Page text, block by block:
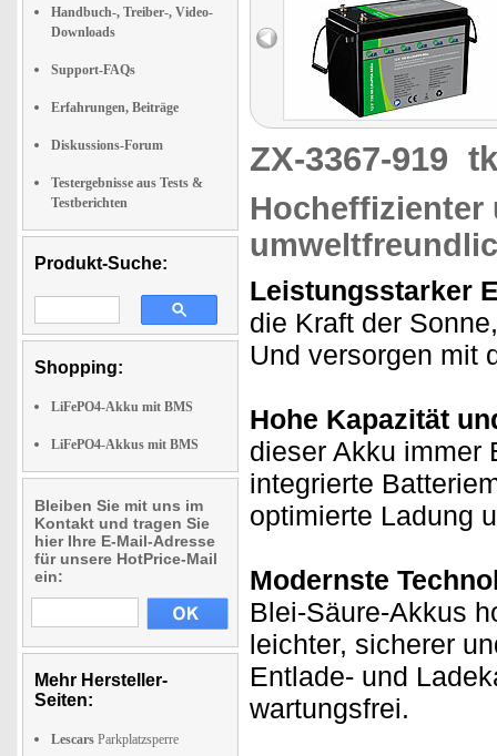
Handbuch-, Treiber-, Video-
Downloads
Support-FAQs
Erfahrungen, Beiträge
Diskussions-Forum
Testergebnisse aus Tests &
Testberichten
Produkt-Suche:
Shopping:
LiFePO4-Akku mit BMS
LiFePO4-Akkus mit BMS
Bleiben Sie mit uns im
Kontakt und tragen Sie
hier Ihre E-Mail-Adresse
für unsere HotPrice-Mail
ein:
Mehr Hersteller-
Seiten:
Lescars Parkplatzsperre
ZX-3367-919
Hocheffizienter
Leistungsstarker
die Kraft der
Und versorgen mit
Hohe Kapazität
dieser Akku immer
integrierte
optimierte Ladung
Modernste
Blei-Säure-Akkus
leichter, sicherer
Entlade- und
wartungsfrei.